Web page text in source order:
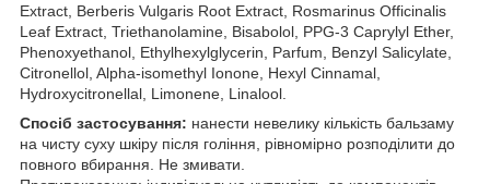
Extract, Berberis Vulgaris Root Extract, Rosmarinus Officinalis
Leaf Extract, Triethanolamine, Bisabolol, PPG-3 Caprylyl Ether,
Phenoxyethanol, Ethylhexylglycerin, Parfum, Benzyl Salicylate,
Citronellol, Alpha-isomethyl Ionone, Hexyl Cinnamal,
Hydroxycitronellal, Limonene, Linalool.
Спосіб застосування: нанести невелику кількість бальзаму
на чисту суху шкіру після гоління, рівномірно розподілити до
повного вбирання. Не змивати.